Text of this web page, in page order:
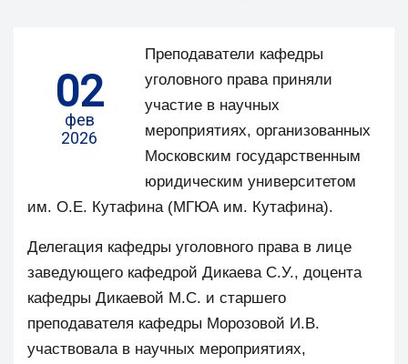
02
фев
2026
Преподаватели кафедры
уголовного права приняли
участие в научных
мероприятиях, организованных
Московским государственным
юридическим университетом
им. О.Е. Кутафина (МГЮА им. Кутафина).
Делегация кафедры уголовного права в лице
заведующего кафедрой Дикаева С.У., доцента
кафедры Дикаевой М.С. и старшего
преподавателя кафедры Морозовой И.В.
участвовала в научных мероприятиях,